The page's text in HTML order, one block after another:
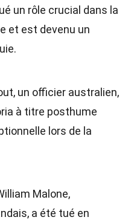
un rôle crucial dans la
et est devenu un
un officier australien,
à titre posthume
lors de la
Malone,
a été tué en